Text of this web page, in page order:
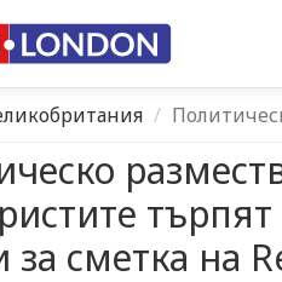
търпят
за сметка на